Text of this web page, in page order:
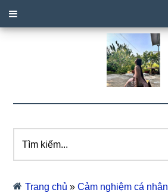
kiếm...
Trang chủ »Cảm nghiệm cá nhân